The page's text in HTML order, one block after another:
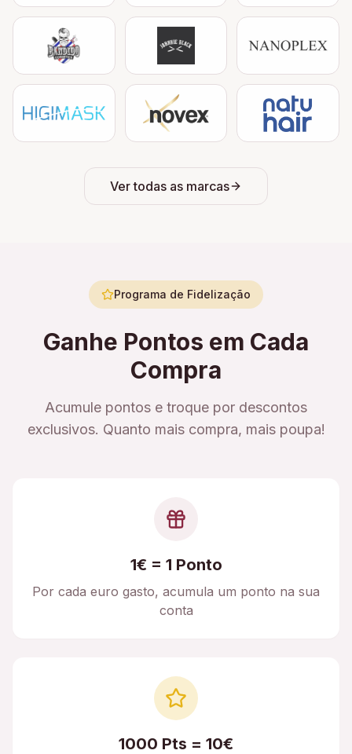
Ver todas as marcas
Programa de Fidelização
Ganhe Pontos em Cada
Compra
Acumule pontos e troque por descontos
exclusivos. Quanto mais compra, mais poupa!
1€ = 1 Ponto
Por cada euro gasto, acumula um ponto na sua
conta
1000 Pts = 10€